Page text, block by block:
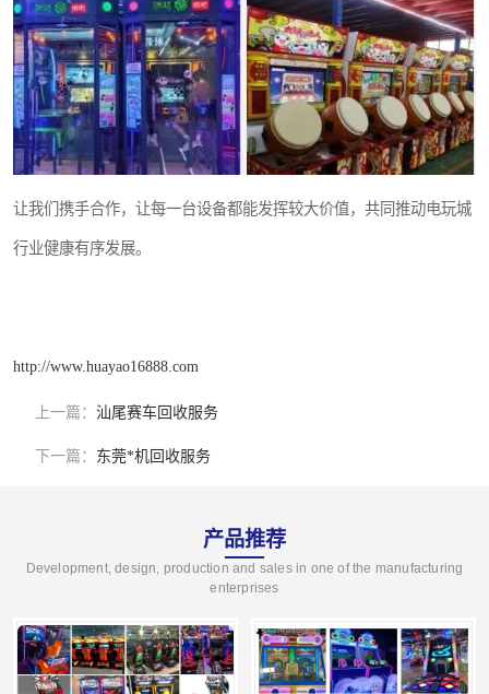
让我们携手合作，让每一台设备都能发挥较大价值，共同推动电玩城
行业健康有序发展。
http://www.huayao16888.com
上一篇： 汕尾赛车回收服务
下一篇： 东莞*机回收服务
产品推荐
Development, design, production and sales in one of the manufacturing
enterprises